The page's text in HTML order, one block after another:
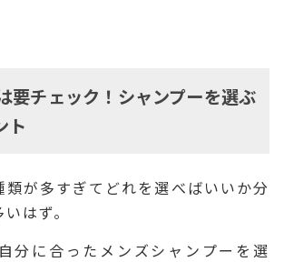
要チェック！シャンプーを選ぶ
ト
類が多すぎてどれを選べばいいか分
はず。
分に合ったメンズシャンプーを選